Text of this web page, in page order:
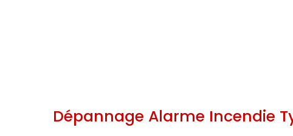
Dépannage Alarme Incendie